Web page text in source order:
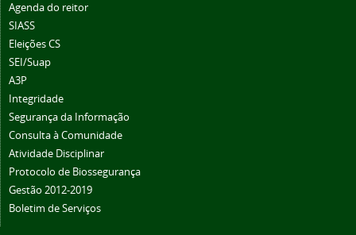
Agenda do reitor
SIASS
Eleições CS
SEI/Suap
A3P
Integridade
Segurança da Informação
Consulta à Comunidade
Atividade Disciplinar
Protocolo de Biossegurança
Gestão 2012-2019
Boletim de Serviços